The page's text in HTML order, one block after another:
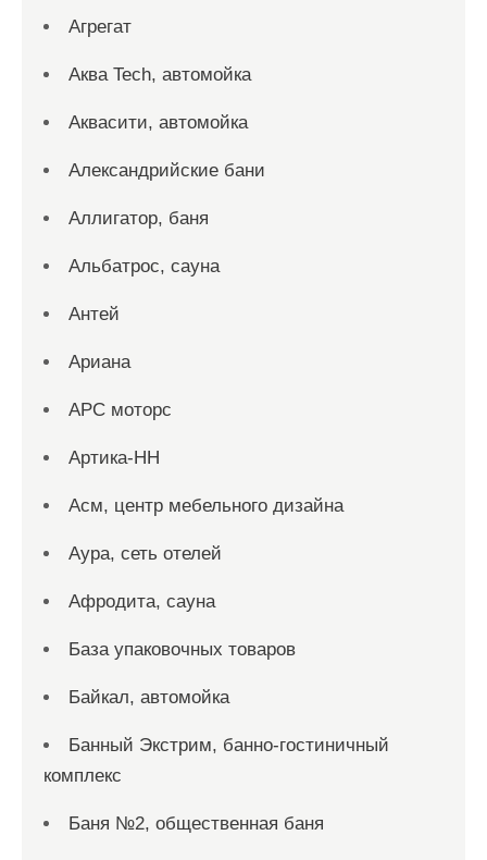
Агрегат
Аква Tech, автомойка
Аквасити, автомойка
Александрийские бани
Аллигатор, баня
Альбатрос, сауна
Антей
Ариана
АРС моторс
Артика-НН
Асм, центр мебельного дизайна
Аура, сеть отелей
Афродита, сауна
База упаковочных товаров
Байкал, автомойка
Банный Экстрим, банно-гостиничный
комплекс
Баня №2, общественная баня